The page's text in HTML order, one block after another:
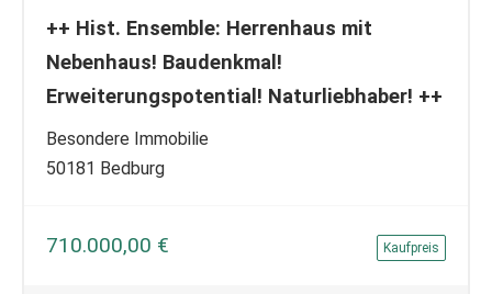
++ Hist. Ensemble: Herrenhaus mit
Nebenhaus! Baudenkmal!
Erweiterungspotential! Naturliebhaber! ++
Besondere Immobilie
50181 Bedburg
710.000,00 € Kaufpreis